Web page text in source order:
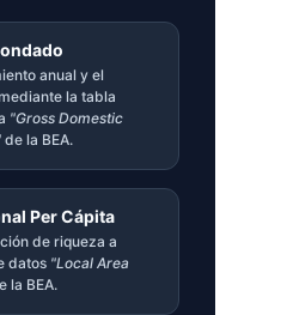
anual y el
la tabla
"Gross Domestic
de la BEA.
Per Cápita
de riqueza a
datos "Local Area
la BEA.